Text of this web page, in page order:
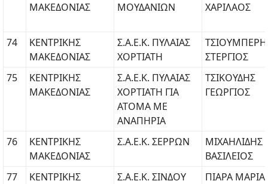
ΜΑΚΕΔΟΝΙΑΣ
ΜΟΥΔΑΝΙΩΝ
ΧΑΡΙΛΑΟΣ
74
ΚΕΝΤΡΙΚΗΣ
ΜΑΚΕΔΟΝΙΑΣ
Σ.Α.Ε.Κ. ΠΥΛΑΙΑΣ
ΧΟΡΤΙΑΤΗ
ΣΤΕΡΓΙΟΣ
75
ΚΕΝΤΡΙΚΗΣ
ΜΑΚΕΔΟΝΙΑΣ
Σ.Α.Ε.Κ. ΠΥΛΑΙΑΣ
ΧΟΡΤΙΑΤΗ ΓΙΑ
ΑΤΟΜΑ ΜΕ
ΑΝΑΠΗΡΙΑ
ΤΣΙΚΟΥΔΗΣ
ΓΕΩΡΓΙΟΣ
76
ΚΕΝΤΡΙΚΗΣ
ΜΑΚΕΔΟΝΙΑΣ
Σ.Α.Ε.Κ. ΣΕΡΡΩΝ
ΜΙΧΑΗΛΙΔΗΣ
ΒΑΣΙΛΕΙΟΣ
77
ΚΕΝΤΡΙΚΗΣ
Σ.Α.Ε.Κ. ΣΙΝΔΟΥ ΠΙΑΡΑ ΜΑΡΙΑ